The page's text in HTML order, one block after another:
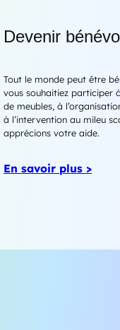
Devenir
Tout le monde peut être
vous souhaitiez participer
de meubles, à
à l’intervention au mileu
apprécions votre aide.
En savoir plus >